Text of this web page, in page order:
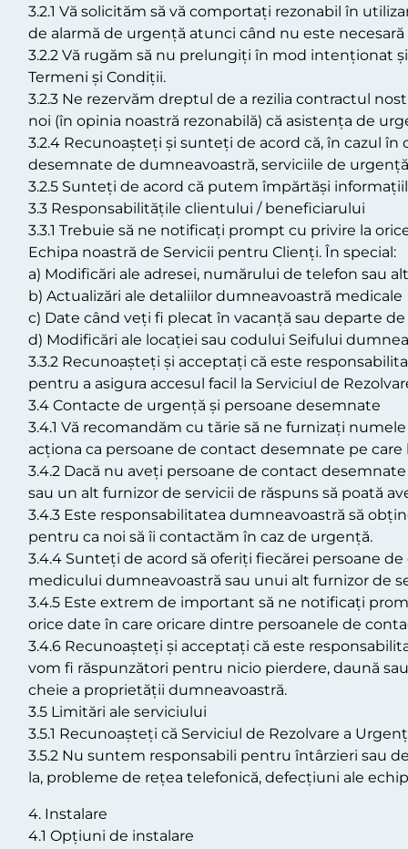
3.2.1 Vă solicităm să vă comportați rezonabil în
de alarmă de urgență atunci când nu este
3.2.2 Vă rugăm să nu prelungiți în mod intenționat
Termeni și Condiții.
3.2.3 Ne rezervăm dreptul de a rezilia contractul
noi (în opinia noastră rezonabilă) că asistența de
3.2.4 Recunoașteți și sunteți de acord că, în cazul
desemnate de dumneavoastră, serviciile de urgență
3.2.5 Sunteți de acord că putem împărtăși
3.3 Responsabilitățile clientului / beneficiarului
3.3.1 Trebuie să ne notificați prompt cu privire la
Echipa noastră de Servicii pentru Clienți. În special:
a) Modificări ale adresei, numărului de telefon sau
b) Actualizări ale detaliilor dumneavoastră medicale
c) Date când veți fi plecat în vacanță sau departe
d) Modificări ale locației sau codului Seifului
3.3.2 Recunoașteți și acceptați că este
pentru a asigura accesul facil la Serviciul de
3.4 Contacte de urgență și persoane desemnate
3.4.1 Vă recomandăm cu tărie să ne furnizați
acționa ca persoane de contact desemnate pe
3.4.2 Dacă nu aveți persoane de contact
sau un alt furnizor de servicii de răspuns să poată
3.4.3 Este responsabilitatea dumneavoastră să
pentru ca noi să îi contactăm în caz de urgență.
3.4.4 Sunteți de acord să oferiți fiecărei persoane
medicului dumneavoastră sau unui alt furnizor de
3.4.5 Este extrem de important să ne notificați
orice date în care oricare dintre persoanele de
3.4.6 Recunoașteți și acceptați că este
vom fi răspunzători pentru nicio pierdere, daună
cheie a proprietății dumneavoastră.
3.5 Limitări ale serviciului
3.5.1 Recunoașteți că Serviciul de Rezolvare a
3.5.2 Nu suntem responsabili pentru întârzieri sau
la, probleme de rețea telefonică, defecțiuni ale
4. Instalare
4.1 Opțiuni de instalare